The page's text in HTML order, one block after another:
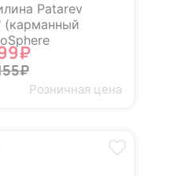
Patarev
(карманный
Розничная цена